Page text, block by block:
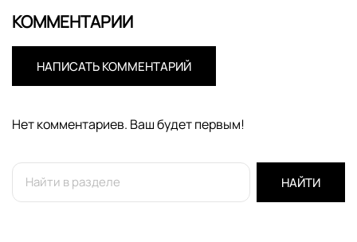
КОММЕНТАРИИ
НАПИСАТЬ КОММЕНТАРИЙ
Нет комментариев. Ваш будет первым!
НАЙТИ